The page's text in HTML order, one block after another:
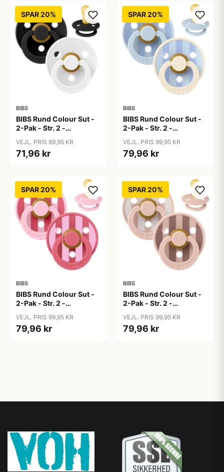
SPAR 20%
BIBS
BIBS Rund Colour Sut -
2-Pak - Str. 2 -
Black/White
VEJL. PRIS 89,95 KR
71,96 kr
SPAR 20%
BIBS
BIBS Rund Colour Sut -
2-Pak - Str. 2 -
Studio - Baby Blue/Dusty
Blue Mix
VEJL. PRIS 99,95 KR
79,96 kr
SPAR 20%
BIBS
BIBS Rund Colour Sut -
2-Pak - Str. 2 -
Studio - Baby Pink/Coral
Mix
VEJL. PRIS 99,95 KR
79,96 kr
SPAR 20%
BIBS
BIBS Rund Colour Sut -
2-Pak - Str. 2 -
Studio - Blush Mix
VEJL. PRIS 99,95 KR
79,96 kr